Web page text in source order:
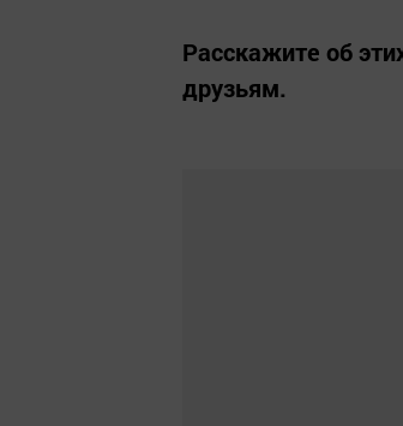
Расскажите об
друзьям.